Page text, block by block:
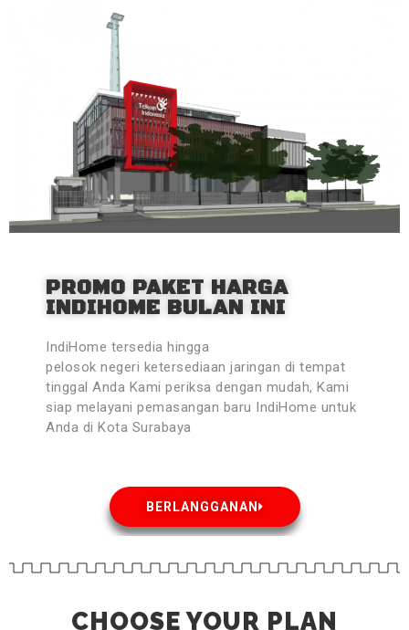
PROMO PAKET HARGA
INDIHOME BULAN INI
IndiHome tersedia hingga
pelosok negeri ketersediaan jaringan di tempat
tinggal Anda Kami periksa dengan mudah, Kami
siap melayani pemasangan baru IndiHome untuk
Anda di Kota Surabaya
BERLANGGANAN
CHOOSE YOUR PLAN